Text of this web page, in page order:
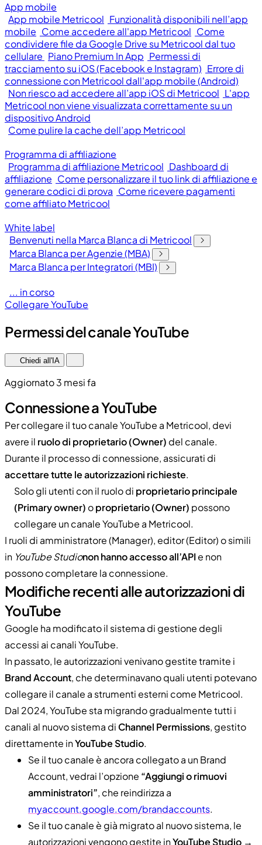
App mobile
App mobile Metricool Funzionalità disponibili nell’app
mobile Come accedere all'app Metricool Come
condividere file da Google Drive su Metricool dal tuo
cellulare Piano Premium In App Permessi di
tracciamento su iOS (Facebook e Instagram) Errore di
connessione con Metricool dall'app mobile (Android)
Non riesco ad accedere all’app iOS di Metricool L'app
Metricool non viene visualizzata correttamente su un
dispositivo Android
Come pulire la cache dell’app Metricool
Programma di affiliazione
Programma di affiliazione Metricool Dashboard di
affiliazione Come personalizzare il tuo link di affiliazione e
generare codici di prova Come ricevere pagamenti
come affiliato Metricool
White label
Benvenuti nella Marca Blanca di Metricool
Marca Blanca per Agenzie (MBA)
Marca Blanca per Integratori (MBI)
... in corso
Collegare YouTube
Permessi del canale YouTube
Chiedi all'IA
Aggiornato 3 mesi fa
Connessione a YouTube
Per collegare il tuo canale YouTube a Metricool, devi
avere il ruolo di proprietario (Owner) del canale.
Durante il processo di connessione, assicurati di
accettare tutte le autorizzazioni richieste.
Solo gli utenti con il ruolo di proprietario principale
(Primary owner) oproprietario (Owner) possono
collegare un canale YouTube a Metricool.
I ruoli di amministratore (Manager), editor (Editor) o simili
in YouTube Studionon hanno accesso all’APIe non
possono completare la connessione.
Modifiche recenti alle autorizzazioni di
YouTube
Google ha modificato il sistema di gestione degli
accessi ai canali YouTube.
In passato, le autorizzazioni venivano gestite tramite i
Brand Account, che determinavano quali utenti potevano
collegare il canale a strumenti esterni come Metricool.
Dal 2024, YouTube sta migrando gradualmente tutti i
canali al nuovo sistema di Channel Permissions, gestito
direttamente inYouTube Studio.
Se il tuo canale è ancora collegato a un Brand
Account, vedrai l’opzione “Aggiungi o rimuovi
amministratori”, che reindirizza a
myaccount.google.com/brandaccounts.
Se il tuo canale è già migrato al nuovo sistema, le
autorizzazioni vengono gestite inYouTube Studio →